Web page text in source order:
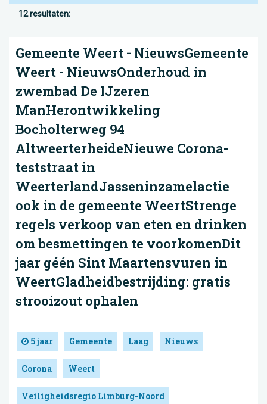
12 resultaten:
Gemeente Weert - NieuwsGemeente
Weert - NieuwsOnderhoud in
zwembad De IJzeren
ManHerontwikkeling
Bocholterweg 94
AltweerterheideNieuwe Corona-
teststraat in
WeerterlandJasseninzamelactie
ook in de gemeente WeertStrenge
regels verkoop van eten en drinken
om besmettingen te voorkomenDit
jaar géén Sint Maartensvuren in
WeertGladheidbestrijding: gratis
strooizout ophalen
5 jaar Gemeente Laag Nieuws
Corona Weert
Veiligheidsregio Limburg-Noord